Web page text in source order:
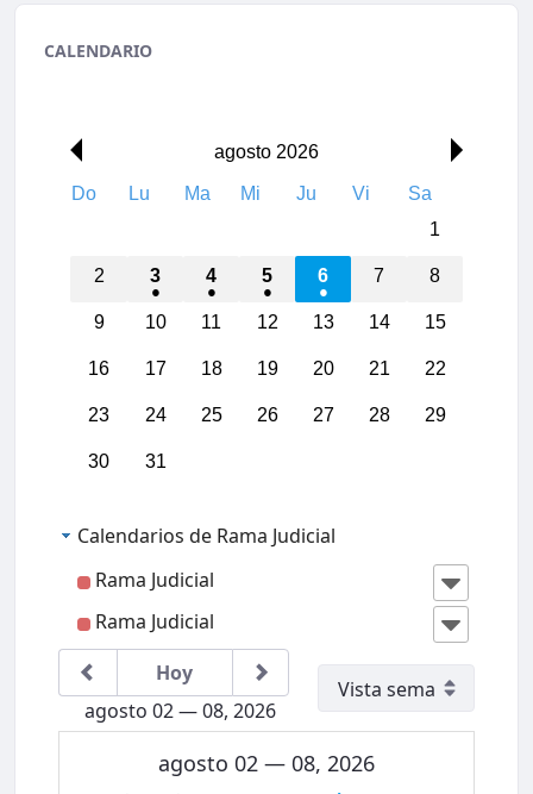
CALENDARIO
agosto 2026
Do Lu Ma Mi Ju Vi
Sa
1
2 3 4 5 6 7 8
9 10 11 12 13 14 15
16 17 18 19 20 21 22
23 24 25 26 27 28 29
30 31
Calendarios de Rama Judicial
Rama Judicial
Rama Judicial
Hoy
agosto 02 — 08, 2026
agosto 02 — 08, 2026
01:00
04:00
08:00
greso
Jurisdi
cción
Conten
Admini